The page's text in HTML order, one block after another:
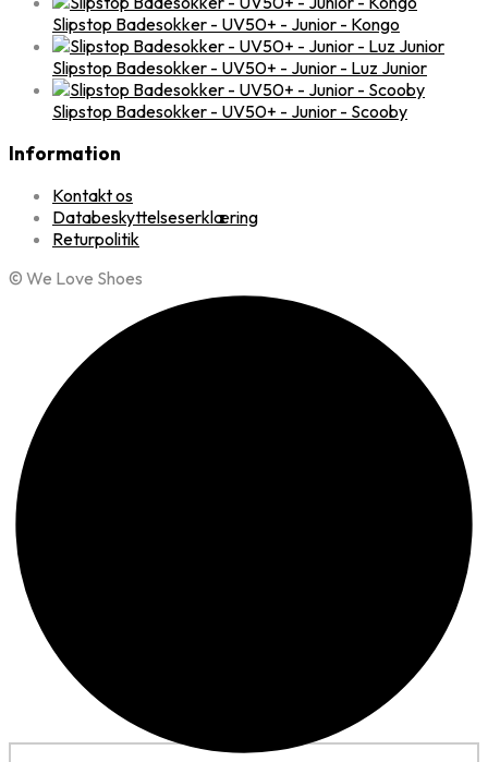
Slipstop Badesokker - UV50+ - Junior - Kongo
Slipstop Badesokker - UV50+ - Junior - Luz Junior
Slipstop Badesokker - UV50+ - Junior - Scooby
Information
Kontakt os
Databeskyttelseserklæring
Returpolitik
© We Love Shoes